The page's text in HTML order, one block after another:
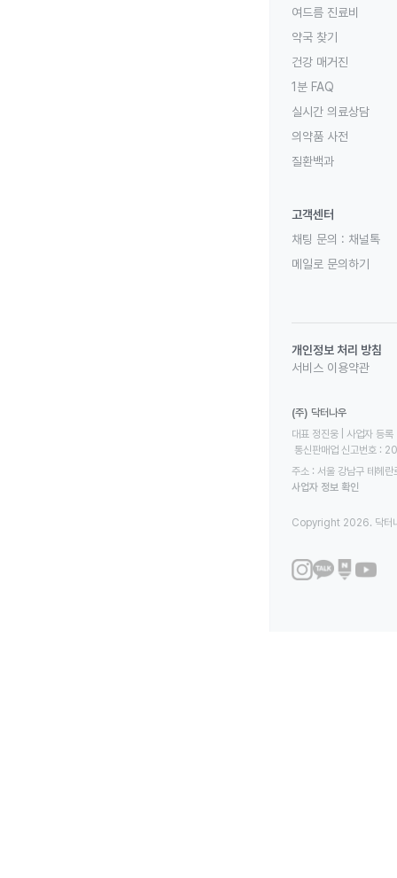
여드름 진료비
약국 찾기
건강 매거진
1분 FAQ
실시간 의료상담
의약품 사전
질환백과
고객센터
채팅 문의 : 채널톡
메일로 문의하기
개인정보 처리 방침
서비스 이용약관
(주) 닥터나우
대표 정진웅 | 사업자
통신판매업 신고번호
주소 : 서울 강남구 테헤
사업자 정보 확인
Copyright 2026. 닥터